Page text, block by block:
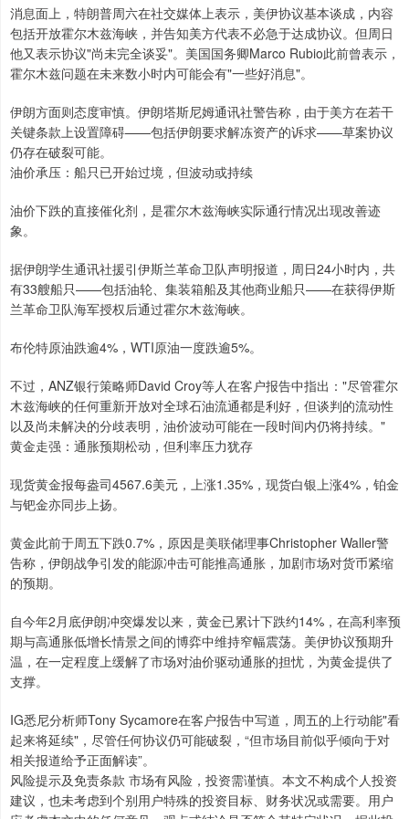
消息面上，特朗普周六在社交媒体上表示，美伊协议基本谈成，内容
包括开放霍尔木兹海峡，并告知美方代表不必急于达成协议。但周日
他又表示协议"尚未完全谈妥"。美国国务卿Marco Rubio此前曾表示，
霍尔木兹问题在未来数小时内可能会有"一些好消息"。
伊朗方面则态度审慎。伊朗塔斯尼姆通讯社警告称，由于美方在若干
关键条款上设置障碍——包括伊朗要求解冻资产的诉求——草案协议
仍存在破裂可能。
油价承压：船只已开始过境，但波动或持续
油价下跌的直接催化剂，是霍尔木兹海峡实际通行情况出现改善迹
象。
据伊朗学生通讯社援引伊斯兰革命卫队声明报道，周日24小时内，共
有33艘船只——包括油轮、集装箱船及其他商业船只——在获得伊斯
兰革命卫队海军授权后通过霍尔木兹海峡。
布伦特原油跌逾4%，WTI原油一度跌逾5%。
不过，ANZ银行策略师David Croy等人在客户报告中指出："尽管霍尔
木兹海峡的任何重新开放对全球石油流通都是利好，但谈判的流动性
以及尚未解决的分歧表明，油价波动可能在一段时间内仍将持续。"
黄金走强：通胀预期松动，但利率压力犹存
现货黄金报每盎司4567.6美元，上涨1.35%，现货白银上涨4%，铂金
与钯金亦同步上扬。
黄金此前于周五下跌0.7%，原因是美联储理事Christopher Waller警
告称，伊朗战争引发的能源冲击可能推高通胀，加剧市场对货币紧缩
的预期。
自今年2月底伊朗冲突爆发以来，黄金已累计下跌约14%，在高利率预
期与高通胀低增长情景之间的博弈中维持窄幅震荡。美伊协议预期升
温，在一定程度上缓解了市场对油价驱动通胀的担忧，为黄金提供了
支撑。
IG悉尼分析师Tony Sycamore在客户报告中写道，周五的上行动能"看
起来将延续"，尽管任何协议仍可能破裂，“但市场目前似乎倾向于对
相关报道给予正面解读”。
风险提示及免责条款 市场有风险，投资需谨慎。本文不构成个人投资
建议，也未考虑到个别用户特殊的投资目标、财务状况或需要。用户